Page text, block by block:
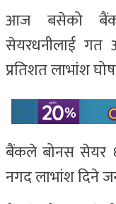
आज बसेको बैंक
सेयरधनीलाई गत
प्रतिशत लाभांश
बैंकले बोनस सेयर
नगद लाभांश दिने